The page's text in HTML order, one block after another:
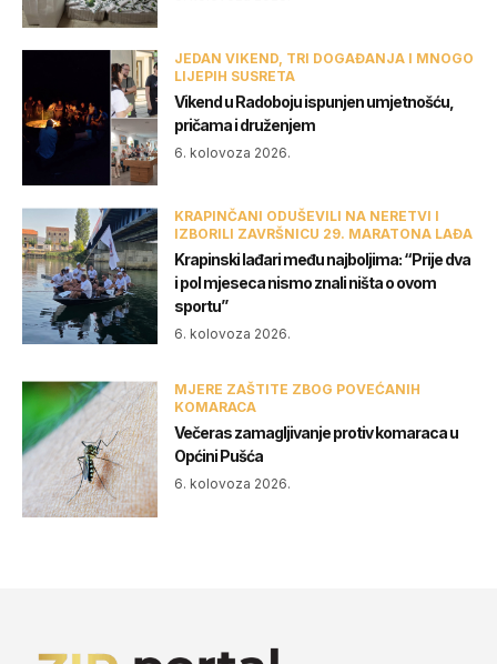
JEDAN VIKEND, TRI DOGAĐANJA I MNOGO
LIJEPIH SUSRETA
Vikend u Radoboju ispunjen umjetnošću,
pričama i druženjem
6. kolovoza 2026.
KRAPINČANI ODUŠEVILI NA NERETVI I
IZBORILI ZAVRŠNICU 29. MARATONA LAĐA
Krapinski lađari među najboljima: “Prije dva
i pol mjeseca nismo znali ništa o ovom
sportu”
6. kolovoza 2026.
MJERE ZAŠTITE ZBOG POVEĆANIH
KOMARACA
Večeras zamagljivanje protiv komaraca u
Općini Pušća
6. kolovoza 2026.